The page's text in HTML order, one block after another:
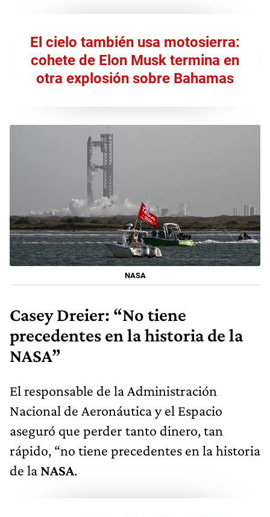
El cielo también usa motosierra:
cohete de Elon Musk termina en
otra explosión sobre Bahamas
NASA
Casey Dreier: “No tiene
precedentes en la historia de la
NASA”
El responsable de la Administración
Nacional de Aeronáutica y el Espacio
aseguró que perder tanto dinero, tan
rápido, “no tiene precedentes en la historia
de la NASA.